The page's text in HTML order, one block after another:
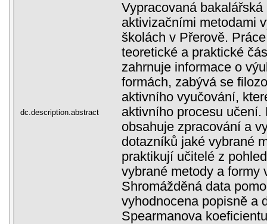
dc.description.abstract
Vypracovaná
aktivizačními metodami
školách v Přerově.
teoretické a praktické
zahrnuje informace o
formách, zabývá se
aktivního vyučování,
aktivního procesu učení.
obsahuje zpracování a
dotazníků jaké vybrané
praktikují učitelé z
vybrané metody a formy
Shromážděná data
vyhodnocena popisně a
Spearmanova